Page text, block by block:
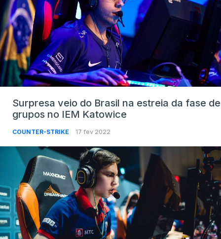
Surpresa veio do Brasil na estreia da fase de
grupos no IEM Katowice
COUNTER-STRIKE 17 fev 2022